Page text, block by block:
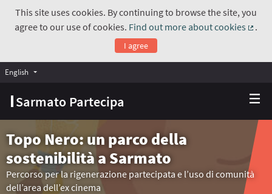
This site uses cookies. By continuing to browse the site, you
agree to our use of cookies. Find out more about cookies
.
I agree
Sarmato Partecipa
English Choose language
Topo Nero: un parco della
sostenibilità a Sarmato
Percorso per la rigenerazione partecipata e l’uso di comunità
dell’area dell’ex cinema